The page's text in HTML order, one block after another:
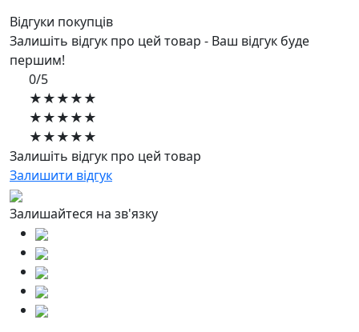
Відгуки покупців
Залишіть відгук про цей товар - Ваш відгук буде
першим!
0/5
★★★★★
★★★★★
★★★★★
Залишіть відгук про цей товар
Залишити відгук
Залишайтеся на зв'язку